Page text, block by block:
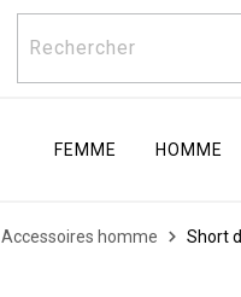
Rechercher
FEMME HOMME
Accessoires homme Short